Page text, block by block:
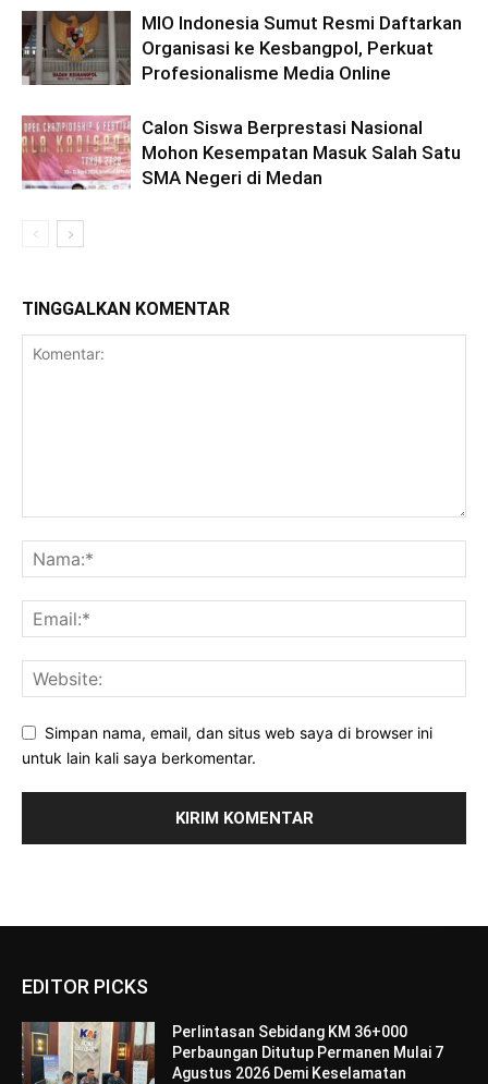
MIO Indonesia Sumut Resmi Daftarkan
Organisasi ke Kesbangpol, Perkuat
Profesionalisme Media Online
Calon Siswa Berprestasi Nasional
Mohon Kesempatan Masuk Salah Satu
SMA Negeri di Medan
TINGGALKAN KOMENTAR
Simpan nama, email, dan situs web saya di browser ini
untuk lain kali saya berkomentar.
EDITOR PICKS
Perlintasan Sebidang KM 36+000
Perbaungan Ditutup Permanen Mulai 7
Agustus 2026 Demi Keselamatan